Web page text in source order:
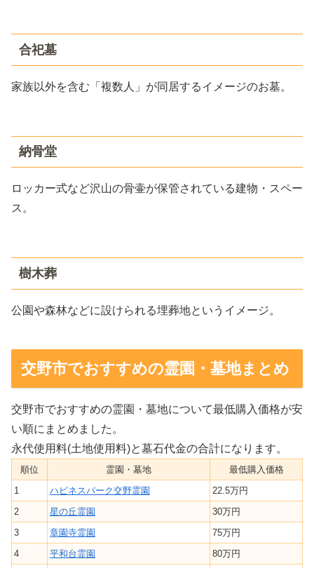
合祀墓
家族以外を含む「複数人」が同居するイメージのお墓。
納骨堂
ロッカー式など沢山の骨壷が保管されている建物・スペー
ス。
樹木葬
公園や森林などに設けられる埋葬地というイメージ。
交野市でおすすめの霊園・墓地まとめ
交野市でおすすめの霊園・墓地について最低購入価格が安
い順にまとめました。
永代使用料(土地使用料)と墓石代金の合計になります。
順位 霊園・墓地
最低購入価格
1
ハピネスパーク交野霊園
22.5万円
2
星の丘霊園
30万円
3
章園寺霊園
75万円
4
平和台霊園
80万円